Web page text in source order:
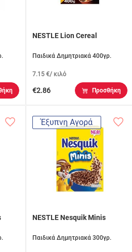
NESTLE Lion Cereal
Παιδικά Δημητριακά 400γρ.
7.15 €/ κιλό
€2.86 Προσθήκη
Έξυπνη Αγορά
NESTLE Nesquik Minis
Παιδικά Δημητριακά 300γρ.